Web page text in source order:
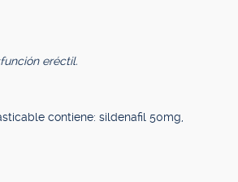
eréctil.
contiene: sildenafil 50mg,